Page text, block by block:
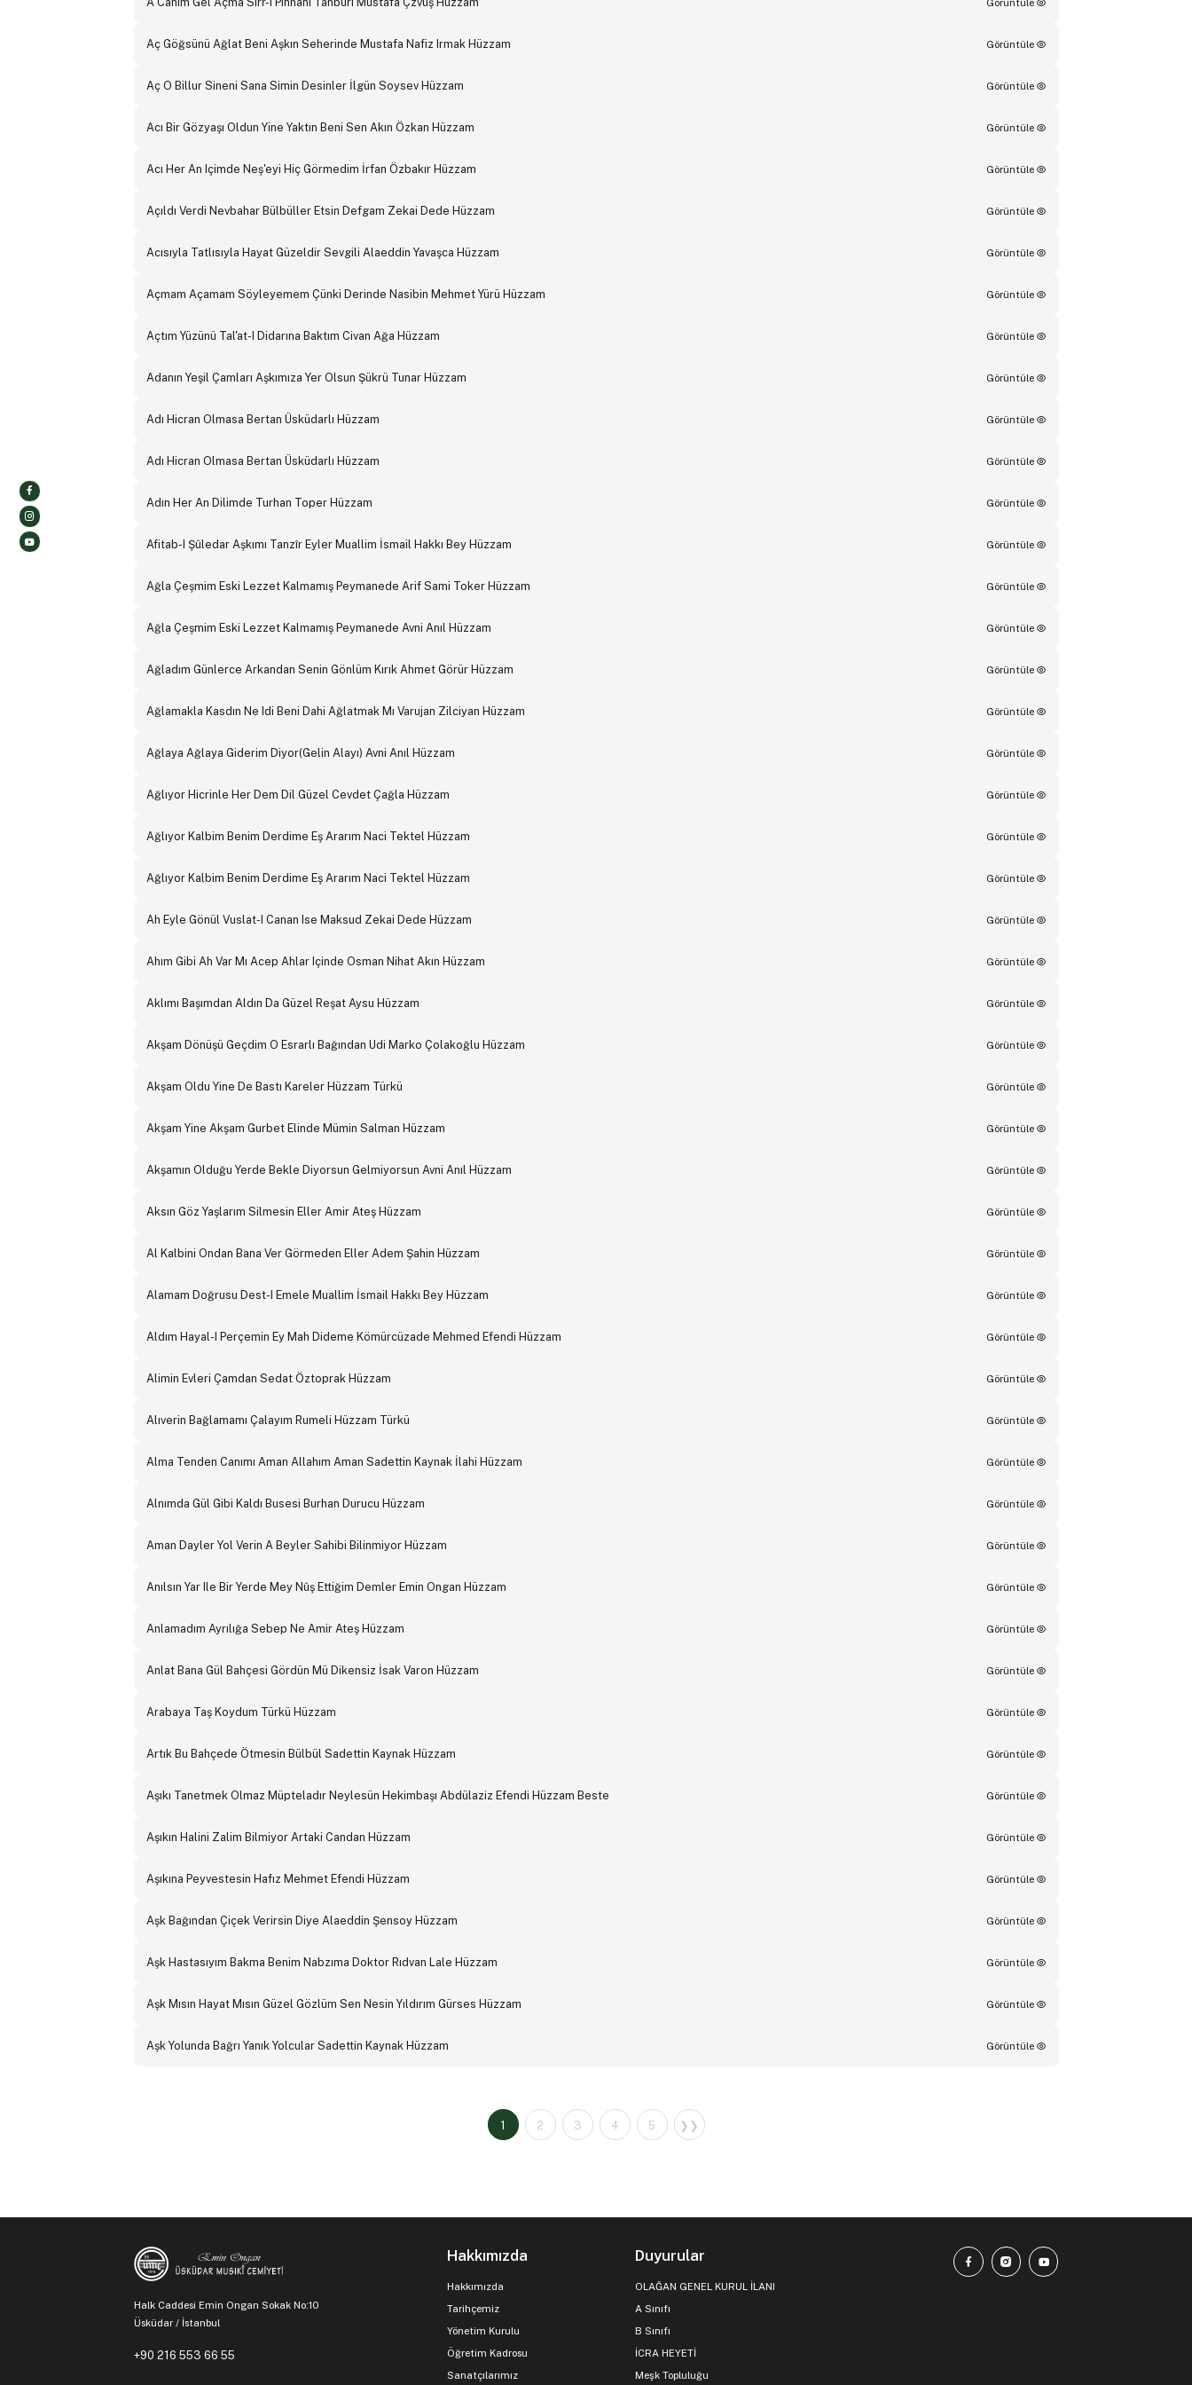
Aç Göğsünü Ağlat Beni Aşkın Seherinde Mustafa Nafiz Irmak Hüzzam Görüntüle
Aç O Billur Sineni Sana Simin Desinler İlgün Soysev Hüzzam Görüntüle
Acı Bir Gözyaşı Oldun Yine Yaktın Beni Sen Akın Özkan Hüzzam Görüntüle
Acı Her An Içimde Neş'eyi Hiç Görmedim İrfan Özbakır Hüzzam Görüntüle
Açıldı Verdi Nevbahar Bülbüller Etsin Defgam Zekai Dede Hüzzam Görüntüle
Acısıyla Tatlısıyla Hayat Güzeldir Sevgili Alaeddin Yavaşca Hüzzam Görüntüle
Açmam Açamam Söyleyemem Çünki Derinde Nasibin Mehmet Yürü Hüzzam Görüntüle
Açtım Yüzünü Tal'at-I Didarına Baktım Civan Ağa Hüzzam Görüntüle
Adanın Yeşil Çamları Aşkımıza Yer Olsun Şükrü Tunar Hüzzam Görüntüle
Adı Hicran Olmasa Bertan Üsküdarlı Hüzzam Görüntüle
Adı Hicran Olmasa Bertan Üsküdarlı Hüzzam Görüntüle
Adın Her An Dilimde Turhan Toper Hüzzam Görüntüle
Afitab-I Şûledar Aşkımı Tanzîr Eyler Muallim İsmail Hakkı Bey Hüzzam Görüntüle
Ağla Çeşmim Eski Lezzet Kalmamış Peymanede Arif Sami Toker Hüzzam Görüntüle
Ağla Çeşmim Eski Lezzet Kalmamış Peymanede Avni Anıl Hüzzam Görüntüle
Ağladım Günlerce Arkandan Senin Gönlüm Kırık Ahmet Görür Hüzzam Görüntüle
Ağlamakla Kasdın Ne Idi Beni Dahi Ağlatmak Mı Varujan Zilciyan Hüzzam Görüntüle
Ağlaya Ağlaya Giderim Diyor(Gelin Alayı) Avni Anıl Hüzzam Görüntüle
Ağlıyor Hicrinle Her Dem Dil Güzel Cevdet Çağla Hüzzam Görüntüle
Ağlıyor Kalbim Benim Derdime Eş Ararım Naci Tektel Hüzzam Görüntüle
Ağlıyor Kalbim Benim Derdime Eş Ararım Naci Tektel Hüzzam Görüntüle
Ah Eyle Gönül Vuslat-I Canan Ise Maksud Zekai Dede Hüzzam Görüntüle
Ahım Gibi Ah Var Mı Acep Ahlar Içinde Osman Nihat Akın Hüzzam Görüntüle
Aklımı Başımdan Aldın Da Güzel Reşat Aysu Hüzzam Görüntüle
Akşam Dönüşü Geçdim O Esrarlı Bağından Udi Marko Çolakoğlu Hüzzam Görüntüle
Akşam Oldu Yine De Bastı Kareler Hüzzam Türkü Görüntüle
Akşam Yine Akşam Gurbet Elinde Mümin Salman Hüzzam Görüntüle
Akşamın Olduğu Yerde Bekle Diyorsun Gelmiyorsun Avni Anıl Hüzzam Görüntüle
Aksın Göz Yaşlarım Silmesin Eller Amir Ateş Hüzzam Görüntüle
Al Kalbini Ondan Bana Ver Görmeden Eller Adem Şahin Hüzzam Görüntüle
Alamam Doğrusu Dest-I Emele Muallim İsmail Hakkı Bey Hüzzam Görüntüle
Aldım Hayal-I Perçemin Ey Mah Dideme Kömürcüzade Mehmed Efendi Hüzzam Görüntüle
Alimin Evleri Çamdan Sedat Öztoprak Hüzzam Görüntüle
Alıverin Bağlamamı Çalayım Rumeli Hüzzam Türkü Görüntüle
Alma Tenden Canımı Aman Allahım Aman Sadettin Kaynak İlahi Hüzzam Görüntüle
Alnımda Gül Gibi Kaldı Busesi Burhan Durucu Hüzzam Görüntüle
Aman Dayler Yol Verin A Beyler Sahibi Bilinmiyor Hüzzam Görüntüle
Anılsın Yar Ile Bir Yerde Mey Nûş Ettiğim Demler Emin Ongan Hüzzam Görüntüle
Anlamadım Ayrılığa Sebep Ne Amir Ateş Hüzzam Görüntüle
Anlat Bana Gül Bahçesi Gördün Mü Dikensiz İsak Varon Hüzzam Görüntüle
Arabaya Taş Koydum Türkü Hüzzam Görüntüle
Artık Bu Bahçede Ötmesin Bülbül Sadettin Kaynak Hüzzam Görüntüle
Aşıkı Tanetmek Olmaz Müpteladır Neylesün Hekimbaşı Abdülaziz Efendi Hüzzam Beste Görüntüle
Aşıkın Halini Zalim Bilmiyor Artaki Candan Hüzzam Görüntüle
Aşıkına Peyvestesin Hafız Mehmet Efendi Hüzzam Görüntüle
Aşk Bağından Çiçek Verirsin Diye Alaeddin Şensoy Hüzzam Görüntüle
Aşk Hastasıyım Bakma Benim Nabzıma Doktor Rıdvan Lale Hüzzam Görüntüle
Aşk Mısın Hayat Mısın Güzel Gözlüm Sen Nesin Yıldırım Gürses Hüzzam Görüntüle
Aşk Yolunda Bağrı Yanık Yolcular Sadettin Kaynak Hüzzam Görüntüle
1 2 3 4 5 ❯❯
Halk Caddesi Emin Ongan Sokak No:10
Üsküdar / İstanbul
+90 216 553 66 55
Hakkımızda
Hakkımızda
Tarihçemiz
Yönetim Kurulu
Öğretim Kadrosu
Sanatçılarımız
Duyurular
OLAĞAN GENEL KURUL İLANI
A Sınıfı
B Sınıfı
İCRA HEYETİ
Meşk Topluluğu